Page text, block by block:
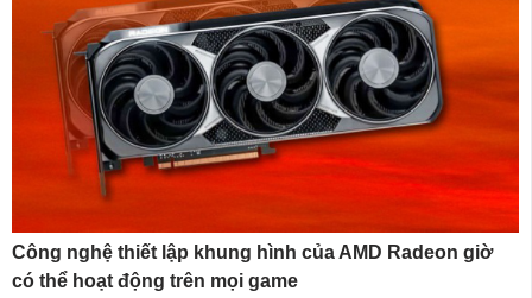
Công nghệ thiết lập khung hình của AMD Radeon giờ
có thể hoạt động trên mọi game